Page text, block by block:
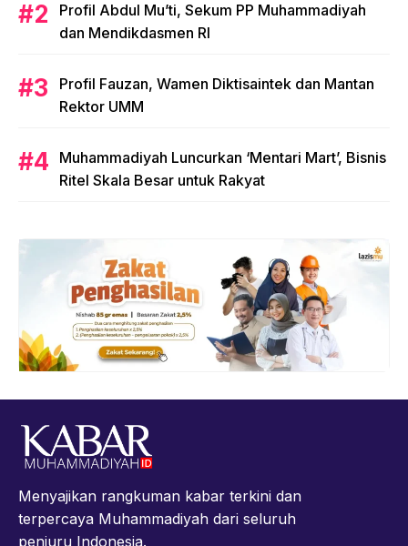
Profil Abdul Mu’ti, Sekum PP Muhammadiyah
dan Mendikdasmen RI
Profil Fauzan, Wamen Diktisaintek dan Mantan
Rektor UMM
Muhammadiyah Luncurkan ‘Mentari Mart’, Bisnis
Ritel Skala Besar untuk Rakyat
Menyajikan rangkuman kabar terkini dan
terpercaya Muhammadiyah dari seluruh
penjuru Indonesia.